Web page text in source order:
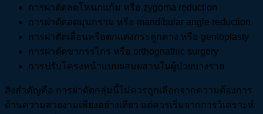
การผ่าตัดลดโหนกแก้ม หรือ zygoma reduction
การผ่าตัดลดมุมกราม หรือ mandibular angle reduction
การผ่าตัดเลื่อนหรือตกแต่งกระดูกคาง หรือ genioplasty
การผ่าตัดขากรรไกร หรือ orthognathic surgery
การปรับโครงหน้าแบบผสมผสานในผู้ป่วยบางราย
สิ่งสำคัญคือ การผ่าตัดกลุ่มนี้ไม่ควรถูกเลือกจากความต้องการ
ด้านความสวยงามเพียงอย่างเดียว แต่ควรเริ่มจากการวิเคราะห์